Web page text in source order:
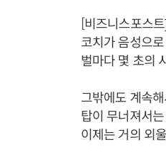
[비즈니스포스
코치가 음성으
벌마다 몇 초의
그밖에도 계속
탑이 무너져서
이제는 거의 외